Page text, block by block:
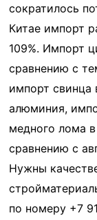
сократилось
Китае импорт
109%. Импорт
сравнению с
импорт свинца
алюминия,
медного лома
сравнению с
Нужны
по номеру +7